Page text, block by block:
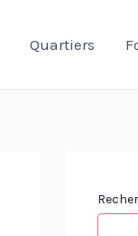
Quartiers